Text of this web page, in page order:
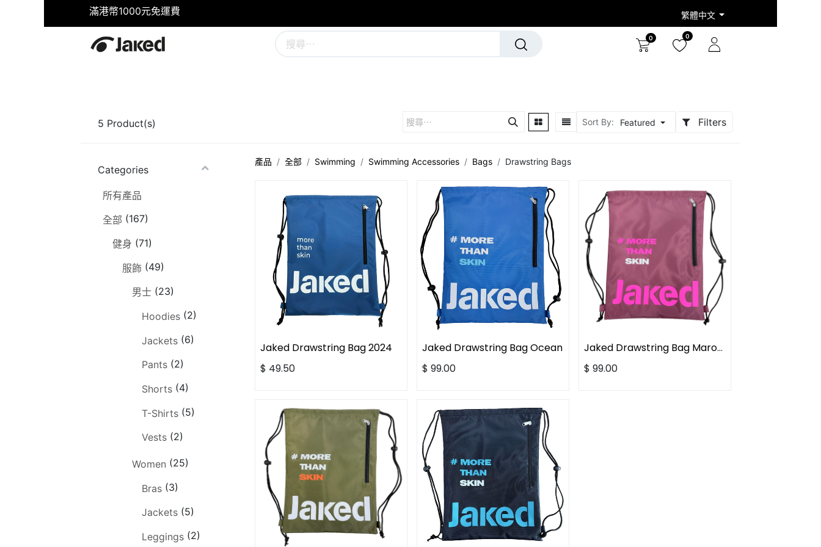
滿港幣1000元免運費 繁體中文
0 0
5 Product(s) Sort By: Featured Filters
Categories
所有產品
全部 (167)
健身 (71)
服飾 (49)
男士 (23)
Hoodies (2)
Jackets (6)
Pants (2)
Shorts (4)
T-Shirts (5)
Vests (2)
Women (25)
Bras (3)
Jackets (5)
Leggings (2)
產品 全部 Swimming Swimming Accessories Bags Drawstring Bags
Jaked Drawstring Bag 2024
$ 49.50
Jaked Drawstring Bag Ocean
$ 99.00
Jaked Drawstring Bag Maroon
$ 99.00